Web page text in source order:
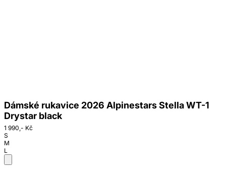
Dámské rukavice 2026 Alpinestars Stella WT-1
Drystar black
1 990,- Kč
S
M
L